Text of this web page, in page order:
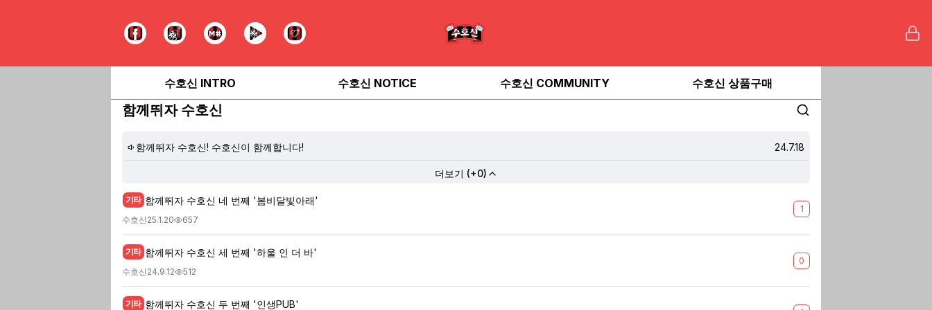
수호신 INTRO 수호신 NOTICE 수호신 COMMUNITY 수호신 상품구매
함께뛰자 수호신
함께뛰자 수호신! 수호신이 함께합니다! 24.7.18
더보기 (+0)
기타 함께뛰자 수호신 네 번째 '봄비달빛아래'
수호신 25.1.20 657
1
기타 함께뛰자 수호신 세 번째 '하울 인 더 바'
수호신 24.9.12 512
0
기타 함께뛰자 수호신 두 번째 '인생PUB'